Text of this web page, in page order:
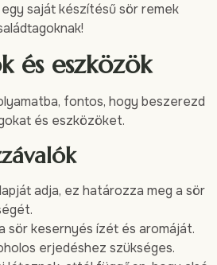
saját készítésű sör remek
és eszközök
fontos, hogy beszerezd
és eszközöket.
adja, ez határozza meg a sör
sör kesernyés ízét és aromáját.
erjedéshez szükséges.